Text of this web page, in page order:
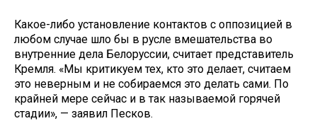
Какое-либо установление контактов с оппозицией в
любом случае шло бы в русле вмешательства во
внутренние дела Белоруссии, считает представитель
Кремля. «Мы критикуем тех, кто это делает, считаем
это неверным и не собираемся это делать сами. По
крайней мере сейчас и в так называемой горячей
стадии», — заявил Песков.